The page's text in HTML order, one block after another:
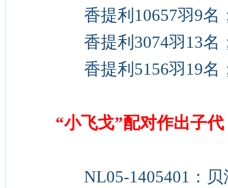
香提利10657羽9名
香提利3074羽13名
香提利5156羽19名
“小飞戈”配对作出子代
NL05-1405401：贝